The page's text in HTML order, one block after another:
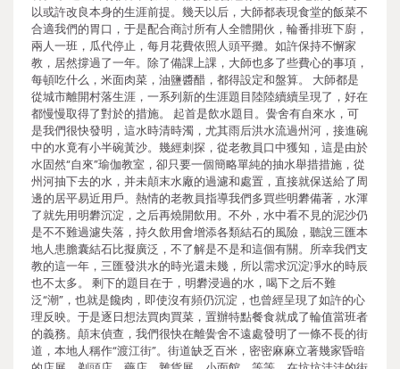
以或許改良本身的生涯前提。幾天以后，大師都表現食堂的飯菜不
合適我們的胃口，于是配合商討所有人全體開伙，輪番排班下廚，
兩人一班，瓜代停止，每月花費依照人頭平攤。如許保持不懈家
教，居然撐過了一年。除了備課上課，大師也多了些費心的事項，
每頓吃什么，米面肉菜，油鹽醬醋，都得設定和盤算。 大師都是
從城市離開村落生涯，一系列新的生涯題目陸陸續續呈現了，好在
都慢慢取得了對於的措施。 起首是飲水題目。黌舍有自來水，可
是我們很快發明，這水時清時濁，尤其雨后洪水流過州河，接進碗
中的水竟有小半碗黃沙。幾經刺探，從老教員口中獲知，這是由於
水固然“自來”瑜伽教室，卻只要一個簡略單純的抽水舉措措施，從
州河抽下去的水，并未顛末水廠的過濾和處置，直接就保送給了周
邊的居平易近用戶。熱情的老教員指導我們多買些明礬備著，水渾
了就先用明礬沉淀，之后再燒開飲用。不外，水中看不見的泥沙仍
是不不難過濾失落，持久飲用會增添各類結石的風險，聽說三匯本
地人患膽囊結石比擬廣泛，不了解是不是和這個有關。所幸我們支
教的這一年，三匯發洪水的時光還未幾，所以需求沉淀凈水的時辰
也不太多。 剩下的題目在于，明礬浸過的水，喝下之后不難
泛“潮”，也就是饞肉，即使沒有頻仍沉淀，也曾經呈現了如許的心
理反映。于是逐日想法買肉買菜，置辦特點餐食就成了輪值當班者
的義務。顛末偵查，我們很快在離黌舍不遠處發明了一條不長的街
道，本地人稱作“渡江街”。街道缺乏百米，密密麻麻立著幾家昏暗